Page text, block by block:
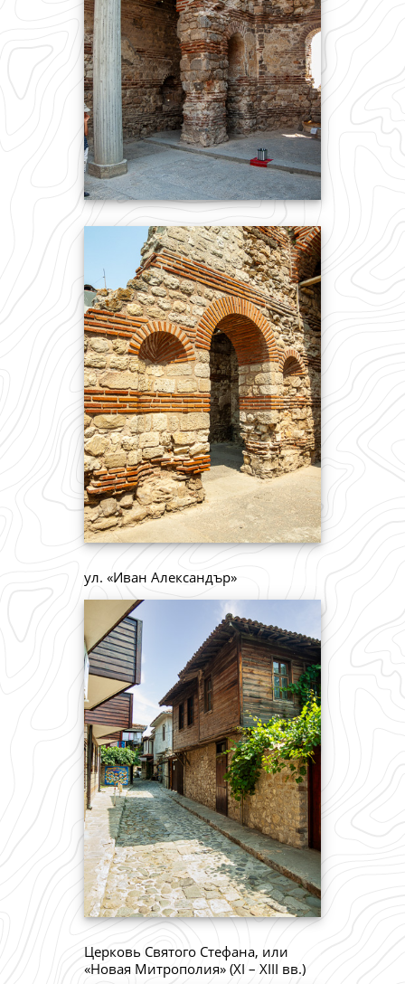
ул. «Иван Александър»
Церковь Святого Стефана, или
«Новая Митрополия» (XI – XIII вв.)